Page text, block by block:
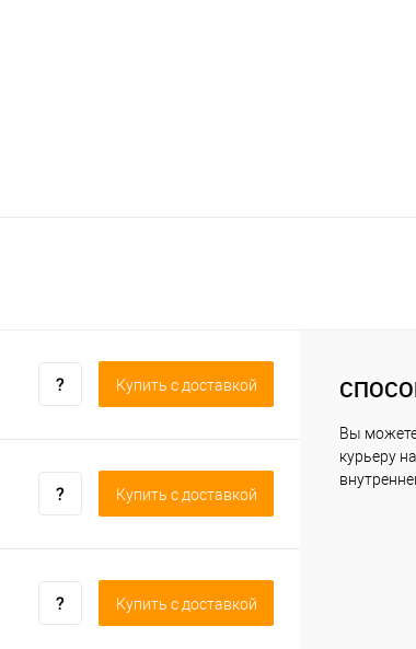
Купить c доставкой
Купить c доставкой
Купить c доставкой
Вы
курьеру